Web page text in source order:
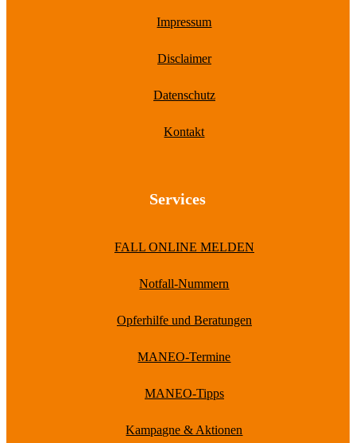
Impressum
Disclaimer
Datenschutz
Kontakt
Services
FALL ONLINE MELDEN
Notfall-Nummern
Opferhilfe und Beratungen
MANEO-Termine
MANEO-Tipps
Kampagne & Aktionen